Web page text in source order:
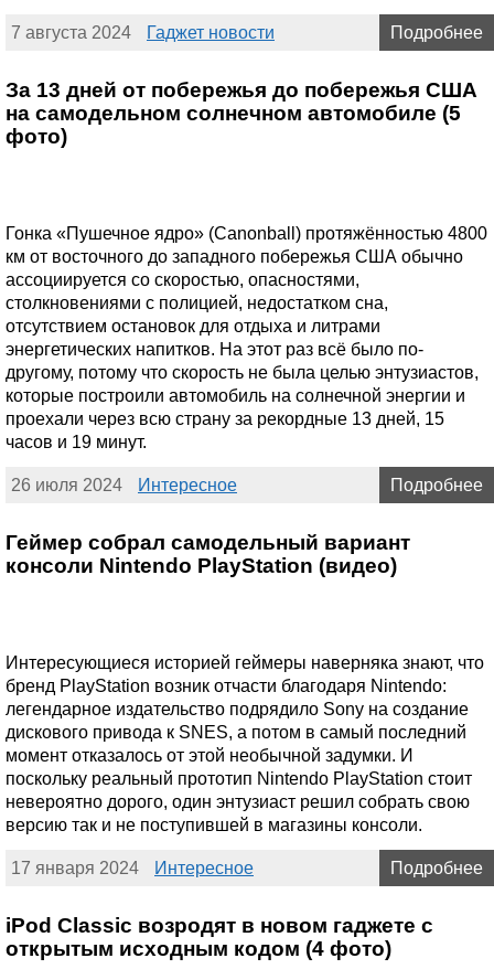
7 августа 2024 Гаджет новости Подробнее
За 13 дней от побережья до побережья США
на самодельном солнечном автомобиле (5
фото)
Гонка «Пушечное ядро» (Canonball) протяжённостью 4800
км от восточного до западного побережья США обычно
ассоциируется со скоростью, опасностями,
столкновениями с полицией, недостатком сна,
отсутствием остановок для отдыха и литрами
энергетических напитков. На этот раз всё было по-
другому, потому что скорость не была целью энтузиастов,
которые построили автомобиль на солнечной энергии и
проехали через всю страну за рекордные 13 дней, 15
часов и 19 минут.
26 июля 2024 Интересное Подробнее
Геймер собрал самодельный вариант
консоли Nintendo PlayStation (видео)
Интересующиеся историей геймеры наверняка знают, что
бренд PlayStation возник отчасти благодаря Nintendo:
легендарное издательство подрядило Sony на создание
дискового привода к SNES, а потом в самый последний
момент отказалось от этой необычной задумки. И
поскольку реальный прототип Nintendo PlayStation стоит
невероятно дорого, один энтузиаст решил собрать свою
версию так и не поступившей в магазины консоли.
17 января 2024 Интересное Подробнее
iPod Classic возродят в новом гаджете с
открытым исходным кодом (4 фото)